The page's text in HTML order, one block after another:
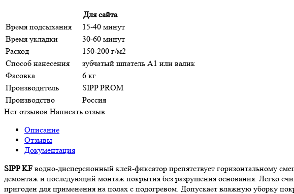
Для сайта
Время подсыхания
15-40 минут
Время укладки
30-60 минут
Расход
150-200 г/м2
Способ нанесения
зубчатый шпатель А1 или валик
Фасовка
6 кг
Производитель
SIPP PROM
Производство
Россия
Нет отзывов Написать отзыв
Описание
Отзывы
Документация
SIPP KF водно-дисперсионный клей-фиксатор препятствует горизонтальному
демонтаж и последующий монтаж покрытия без разрушения основания. Легко
пригоден для применения на полах с подогревом. Допускает влажную уборку